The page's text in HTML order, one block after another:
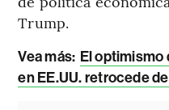
Trump.
Vea más: El optimismo
en EE.UU. retrocede